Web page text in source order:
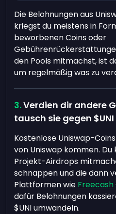
Die Belohnungen aus
kriegst du meistens in
beworbenen Coins oder
den Pools mitmachst, ist
um regelmäßig was zu
Verdien dir andere
tausch sie gegen $UNI
Kostenlose Uniswap-
von Uniswap kommen.
Projekt-Airdrops
schnappen und die dann
Plattformen wie Freecash
dafür Belohnungen
$UNI umwandeln.